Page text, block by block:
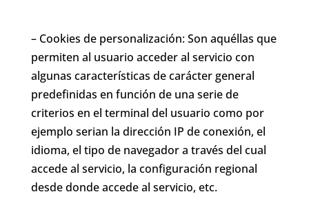
– Cookies de personalización: Son aquéllas que
permiten al usuario acceder al servicio con
algunas características de carácter general
predefinidas en función de una serie de
criterios en el terminal del usuario como por
ejemplo serian la dirección IP de conexión, el
idioma, el tipo de navegador a través del cual
accede al servicio, la configuración regional
desde donde accede al servicio, etc.